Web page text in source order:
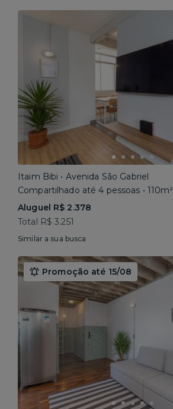
Itaim Bibi • Avenida São Gabriel
Compartilhado até 4 pessoas • 110m²
Aluguel R$ 2.378
Total R$ 3.251
Similar a sua busca
Promoção até 15/08